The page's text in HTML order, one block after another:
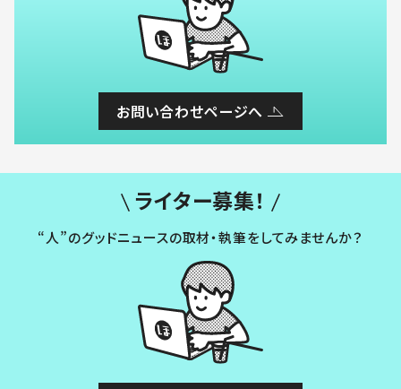
お問い合わせページへ
ライター募集！
“人”のグッドニュースの取材・執筆をしてみませんか？